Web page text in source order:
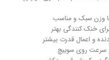
وزن سبک و مناسب
خنک کنندگی بهتر
و اعمال قدرت بیشتر
سرعت روی سوییچ